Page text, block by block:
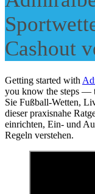
Cashout
Getting started with
you know the steps —
Sie Fußball-Wetten,
dieser praxisnahe
einrichten, Ein- und
Regeln verstehen.